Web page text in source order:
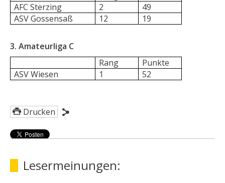
AFC Sterzing
2
49
ASV Gossensaß
12 19
3. Amateurliga C
Rang
Punkte
ASV Wiesen
1 52
Drucken
Lesermeinungen: